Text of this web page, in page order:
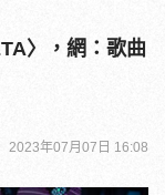
〉，網：歌曲
2023年07月07日 16:08